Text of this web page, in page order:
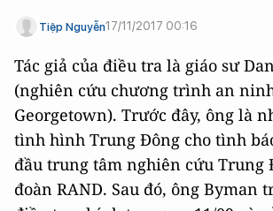
Tiệp Nguyễn17/11/2017 00:16
Tác giả của điều tra là giáo sư
(nghiên cứu chương trình an
Georgetown). Trước đây, ông là
tình hình Trung Đông cho tình
đầu trung tâm nghiên cứu Trung
đoàn RAND. Sau đó, ông Byman